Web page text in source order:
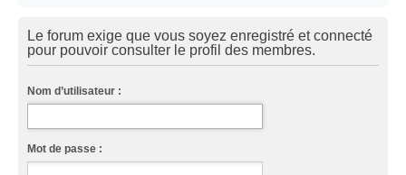
Le forum exige que vous soyez enregistré et connecté
pour pouvoir consulter le profil des membres.
Nom d’utilisateur :
Mot de passe :